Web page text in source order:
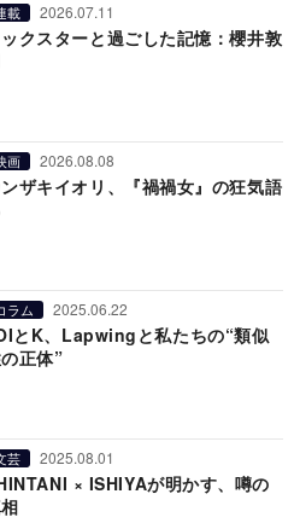
載 2026.07.11
ックスターと過ごした記憶：櫻井敦
画 2026.08.08
ザキイオリ、『禍禍女』の狂気語
ラム 2025.06.22
とK、Lapwingと私たちの“類似
正体”
芸 2025.08.01
× ISHIYAが明かす、噂の